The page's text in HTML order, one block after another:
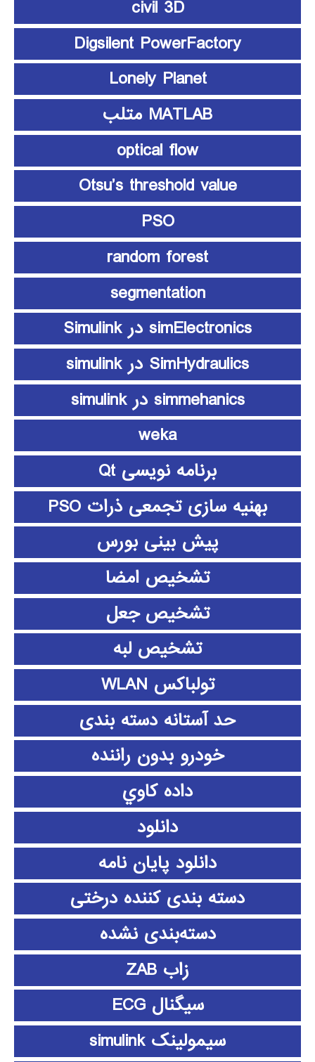
civil 3D
Digsilent PowerFactory
Lonely Planet
MATLAB متلب
optical flow
Otsu’s threshold value
PSO
random forest
segmentation
simElectronics در Simulink
SimHydraulics در simulink
simmehanics در simulink
weka
برنامه نویسی Qt
بهنیه سازی تجمعی ذرات PSO
پیش بینی بورس
تشخیص امضا
تشخیص جعل
تشخیص لبه
تولباکس WLAN
حد آستانه دسته بندی
خودرو بدون راننده
داده كاوي
دانلود
دانلود پايان نامه
دسته بندی کننده درختی
دسته‌بندی نشده
زاب ZAB
سیگنال ECG
سیمولینک simulink